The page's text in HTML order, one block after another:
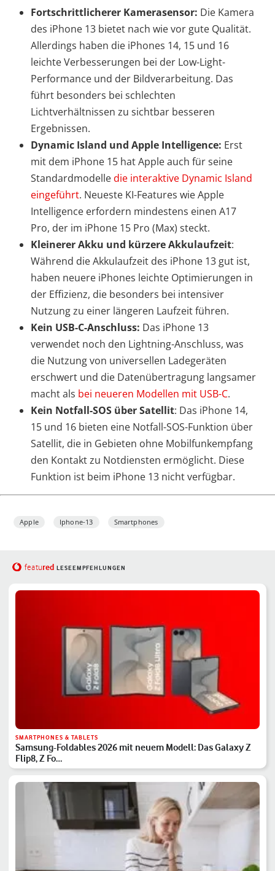
Fortschrittlicherer Kamerasensor: Die Kamera
des iPhone 13 bietet nach wie vor gute Qualität.
Allerdings haben die iPhones 14, 15 und 16
leichte Verbesserungen bei der Low-Light-
Performance und der Bildverarbeitung. Das
führt besonders bei schlechten
Lichtverhältnissen zu sichtbar besseren
Ergebnissen.
Dynamic Island und Apple Intelligence: Erst
mit dem iPhone 15 hat Apple auch für seine
Standardmodelledie interaktive Dynamic Island
eingeführt. Neueste KI-Features wie Apple
Intelligence erfordern mindestens einen A17
Pro, der im iPhone 15 Pro (Max) steckt.
Kleinerer Akku und kürzere Akkulaufzeit:
Während die Akkulaufzeit des iPhone 13 gut ist,
haben neuere iPhones leichte Optimierungen in
der Effizienz, die besonders bei intensiver
Nutzung zu einer längeren Laufzeit führen.
Kein USB-C-Anschluss: Das iPhone 13
verwendet noch den Lightning-Anschluss, was
die Nutzung von universellen Ladegeräten
erschwert und die Datenübertragung langsamer
macht als bei neueren Modellen mit USB-C.
Kein Notfall-SOS über Satellit: Das iPhone 14,
15 und 16 bieten eine Notfall-SOS-Funktion über
Satellit, die in Gebieten ohne Mobilfunkempfang
den Kontakt zu Notdiensten ermöglicht. Diese
Funktion ist beim iPhone 13 nicht verfügbar.
Apple Iphone-13 Smartphones
featured LESEEMPFEHLUNGEN
SMARTPHONES & TABLETS
Samsung-Foldables 2026 mit neuem Modell: Das Galaxy Z
Flip8, Z Fo…